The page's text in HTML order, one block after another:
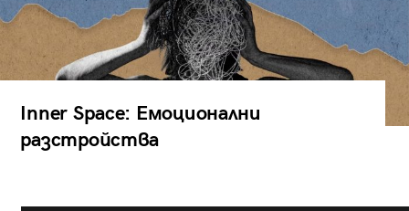
Inner Space: Емоционални
разстройства